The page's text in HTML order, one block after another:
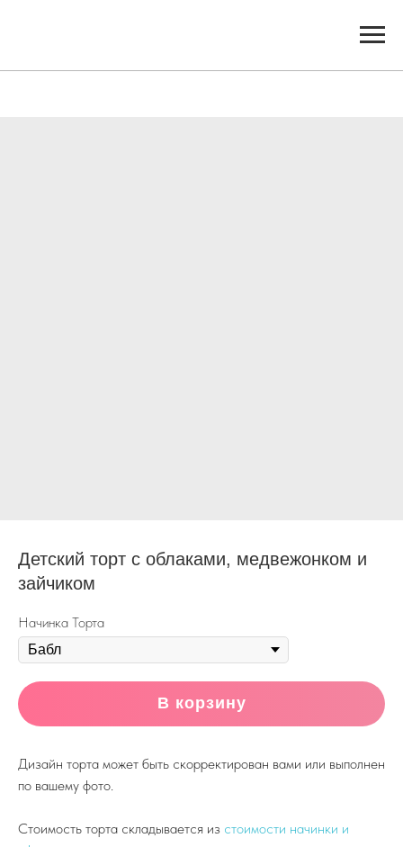
Детский торт с облаками, медвежонком и
зайчиком
Начинка Торта
В корзину
Дизайн торта может быть скорректирован вами или выполнен
по вашему фото.
Стоимость торта складывается из стоимости начинки и